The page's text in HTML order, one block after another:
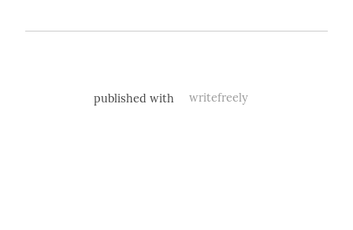
published with writefreely